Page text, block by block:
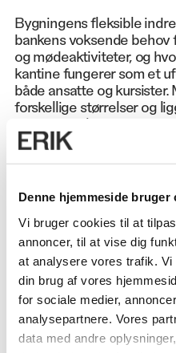
Denne hjemmeside bruger
Vi bruger cookies til at
annoncer, til at vise dig
at analysere vores trafik.
din brug af vores
for sociale medier,
analysepartnere. Vores
data med andre
Bygningens fleksible
bankens voksende behov
og mødeaktiviteter, og
kantine fungerer som et
både ansatte og
forskellige størrelser og
brugere, hvilket skaber
arbejdsmiljø.
OMFANG
5.300 m²
ADRESSE
Tjele